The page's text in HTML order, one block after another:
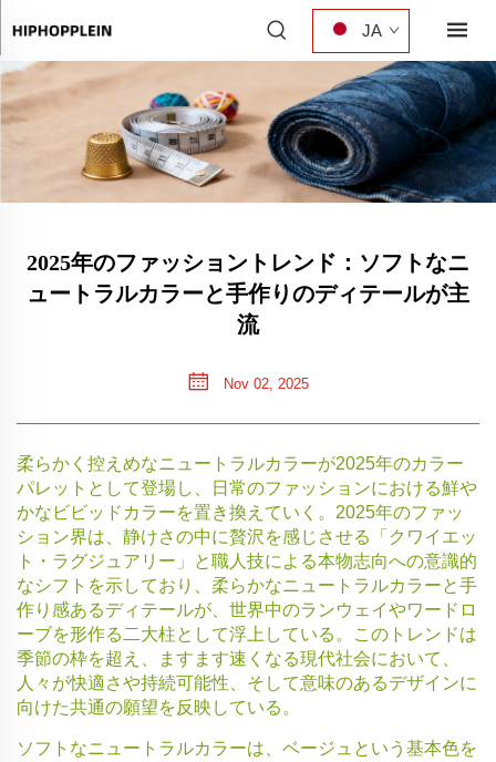
JA
2025年のファッショントレンド：ソフトなニ
ュートラルカラーと手作りのディテールが主
流
Nov 02, 2025
柔らかく控えめなニュートラルカラーが2025年のカラー
パレットとして登場し、日常のファッションにおける鮮や
かなビビッドカラーを置き換えていく。2025年のファッ
ション界は、静けさの中に贅沢を感じさせる「クワイエッ
ト・ラグジュアリー」と職人技による本物志向への意識的
なシフトを示しており、柔らかなニュートラルカラーと手
作り感あるディテールが、世界中のランウェイやワードロ
ーブを形作る二大柱として浮上している。このトレンドは
季節の枠を超え、ますます速くなる現代社会において、
人々が快適さや持続可能性、そして意味のあるデザインに
向けた共通の願望を反映している。
ソフトなニュートラルカラーは、ベージュという基本色を